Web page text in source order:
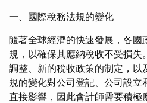
一、國際稅務法規的變化
隨著全球經濟的快速發展，各國
規，以確保其應納稅收不受損失
調整、新的稅收政策的制定，以
規的變化對公司登記、公司設立
直接影響，因此會計師需要積極